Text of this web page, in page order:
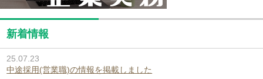
新着情報
25.07.23
中途採用(営業職)の情報を掲載しました